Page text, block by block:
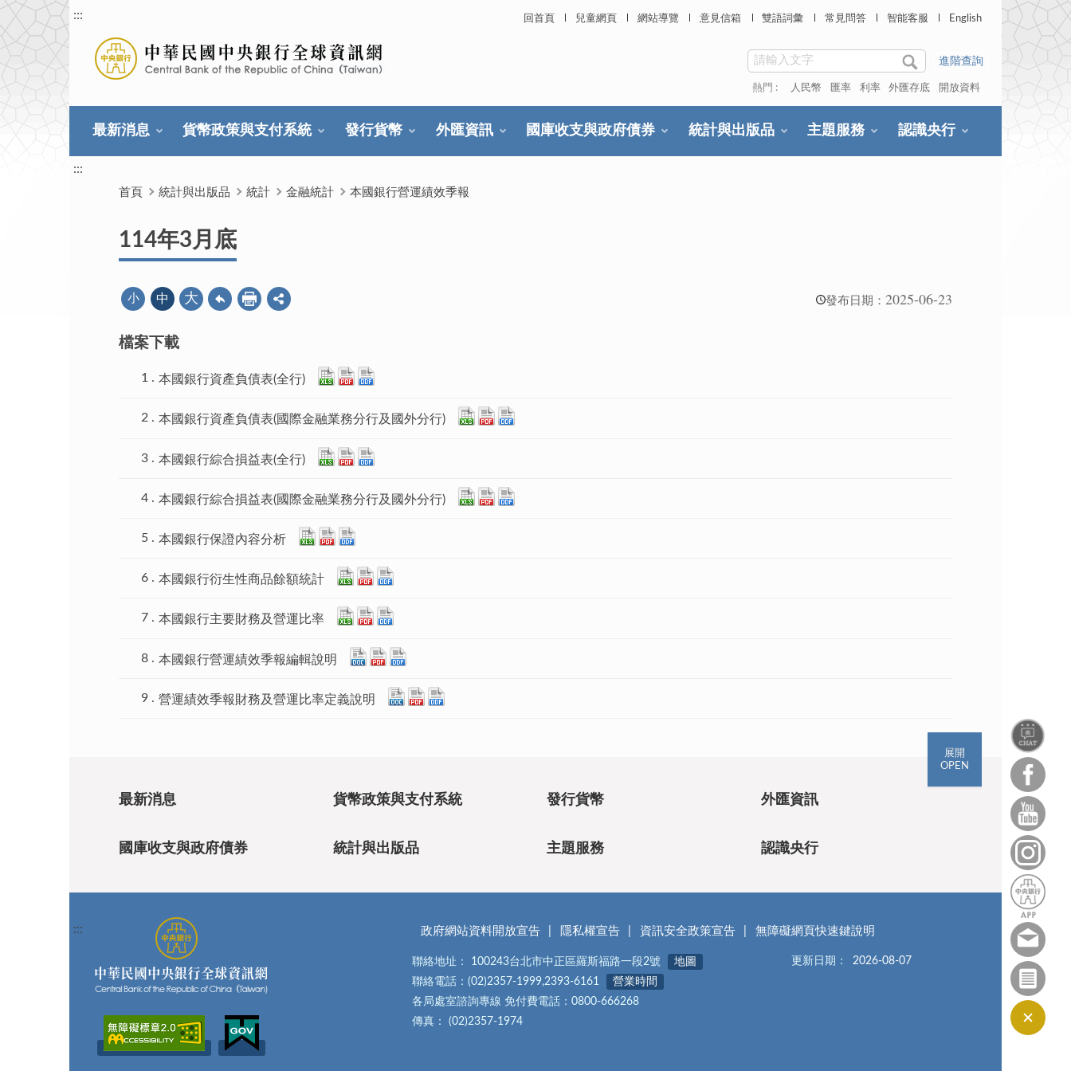
回首頁 兒童網頁 網站導覽 意見信箱 雙語詞彙 常見問答 智能客服 English
:::
進階查詢
熱門 : 人民幣 匯率 利率 外匯存底 開放資料
最新消息 貨幣政策與支付系統 發行貨幣 外匯資訊 國庫收支與政府債券 統計與出版品 主題服務 認識央行
:::
首頁 統計與出版品 統計 金融統計 本國銀行營運績效季報
114年3月底
發布日期： 2025-06-23
小 中 大
檔案下載
本國銀行資產負債表(全行)
本國銀行資產負債表(國際金融業務分行及國外分行)
本國銀行綜合損益表(全行)
本國銀行綜合損益表(國際金融業務分行及國外分行)
本國銀行保證內容分析
本國銀行衍生性商品餘額統計
本國銀行主要財務及營運比率
本國銀行營運績效季報編輯說明
營運績效季報財務及營運比率定義說明
展開
OPEN
最新消息 貨幣政策與支付系統 發行貨幣 外匯資訊
國庫收支與政府債券 統計與出版品 主題服務 認識央行
::: 政府網站資料開放宣告 隱私權宣告 資訊安全政策宣告 無障礙網頁快速鍵說明
聯絡地址： 100243台北市中正區羅斯福路一段2號
地圖
聯絡電話：(02)2357-1999,2393-6161
營業時間
各局處室諮詢專線 免付費電話：0800-666268
傳真： (02)2357-1974
更新日期： 2026-08-07